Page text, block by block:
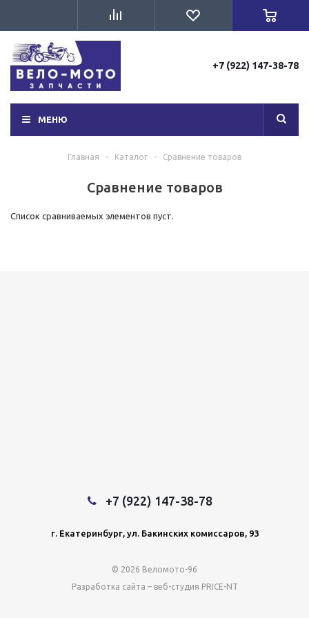
+7 (922) 147-38-78
МЕНЮ
Главная - Каталог - Сравнение товаров
Сравнение товаров
Список сравниваемых элементов пуст.
+7 (922) 147-38-78
г. Екатеринбург, ул. Бакинских комиссаров, 93
© 2026 Веломото-96
Разработка сайта – веб-студия PRICE-NT